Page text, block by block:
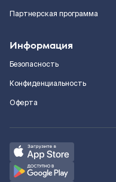
Партнерская программа
Информация
Безопасность
Конфиденциальность
Оферта